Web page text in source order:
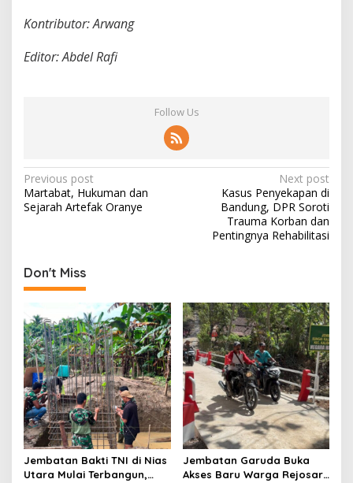
Kontributor: Arwang
Editor: Abdel Rafi
Follow Us
P
o
n
a
v
i
g
a
t
i
o
n
Previous post
Martabat, Hukuman dan
Sejarah Artefak Oranye
Next post
Kasus Penyekapan di
Bandung, DPR Soroti
Trauma Korban dan
Pentingnya Rehabilitasi
Don't Miss
Jembatan Bakti TNI di Nias
Utara Mulai Terbangun,
Jembatan Garuda Buka
Akses Baru Warga Rejosari,